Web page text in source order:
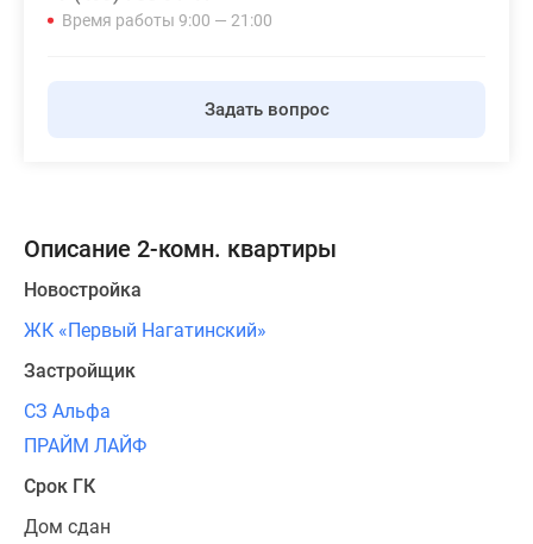
Время работы 9:00 — 21:00
Задать вопрос
Описание 2-комн. квартиры
Новостройка
ЖК «Первый Нагатинский»
Застройщик
СЗ Альфа
ПРАЙМ ЛАЙФ
Срок ГК
Дом сдан